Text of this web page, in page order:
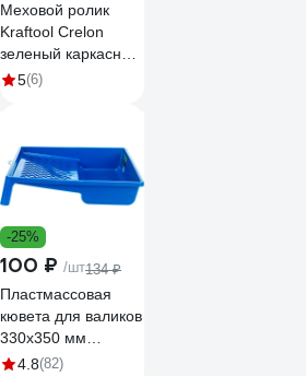
Меховой ролик
Kraftool Crelon
зеленый каркасная
система 180 мм 1-
5(6)
-25%
100 ₽ /шт134 ₽
Пластмассовая
кювета для валиков
330х350 мм
СИБРТЕХ 81419
4.8(82)